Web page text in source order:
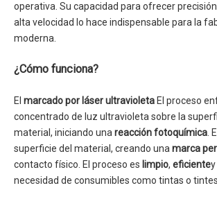
operativa. Su capacidad para ofrecer
alta velocidad lo hace indispensable para la
moderna.
¿Cómo funciona?
El marcado por láser ultravioleta El proceso
concentrado de luz ultravioleta sobre la
material, iniciando una reacción fotoquímica .
superficie del material, creando una marca
contacto físico. El proceso es limpio, eficiente
necesidad de consumibles como tintas o tintes.